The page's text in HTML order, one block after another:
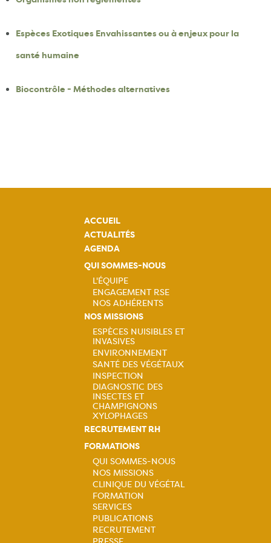
Espèces Exotiques Envahissantes ou à enjeux pour la
santé humaine
Biocontrôle - Méthodes alternatives
ACCUEIL
ACTUALITÉS
AGENDA
QUI SOMMES-NOUS
Navigation
principale
L'ÉQUIPE
ENGAGEMENT RSE
NOS ADHÉRENTS
NOS MISSIONS
Navigation
principale
ESPÈCES NUISIBLES ET
INVASIVES
ENVIRONNEMENT
SANTÉ DES VÉGÉTAUX
INSPECTION
DIAGNOSTIC DES
INSECTES ET
CHAMPIGNONS
XYLOPHAGES
RECRUTEMENT RH
FORMATIONS
Navigation
principale
QUI SOMMES-NOUS
NOS MISSIONS
CLINIQUE DU VÉGÉTAL
FORMATION
SERVICES
PUBLICATIONS
RECRUTEMENT